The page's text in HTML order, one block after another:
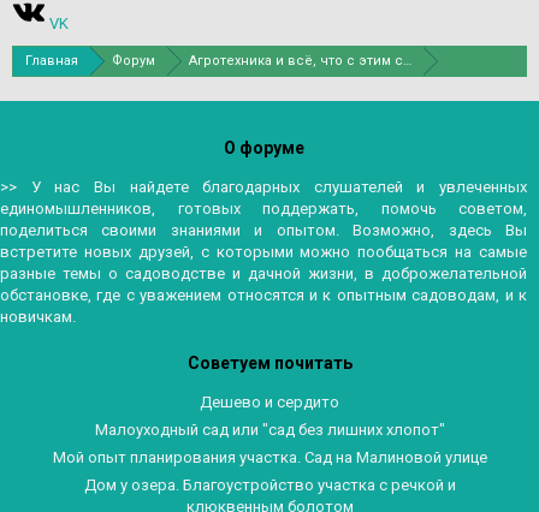
VK
Главная Форум
Агротехника и всё, что с этим связано
О форуме
>> У нас Вы найдете благодарных слушателей и увлеченных
единомышленников, готовых поддержать, помочь советом,
поделиться своими знаниями и опытом. Возможно, здесь Вы
встретите новых друзей, с которыми можно пообщаться на самые
разные темы о садоводстве и дачной жизни, в доброжелательной
обстановке, где с уважением относятся и к опытным садоводам, и к
новичкам.
Советуем почитать
Дешево и сердито
Малоуходный сад или "сад без лишних хлопот"
Мой опыт планирования участка. Сад на Малиновой улице
Дом у озера. Благоустройство участка с речкой и
клюквенным болотом